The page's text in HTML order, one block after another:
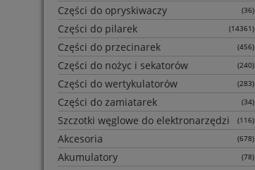
Części do opryskiwaczy (36)
Części do pilarek (14361)
Części do przecinarek (456)
Części do nożyc i sekatorów (240)
Części do wertykulatorów (283)
Części do zamiatarek (34)
Szczotki węglowe do elektronarzędzi (116)
Akcesoria (678)
Akumulatory (78)